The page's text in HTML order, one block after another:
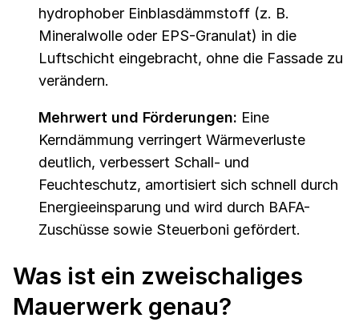
hydrophober Einblasdämmstoff (z. B.
Mineralwolle oder EPS-Granulat) in die
Luftschicht eingebracht, ohne die Fassade zu
verändern.
Mehrwert und Förderungen: Eine
Kerndämmung verringert Wärmeverluste
deutlich, verbessert Schall- und
Feuchteschutz, amortisiert sich schnell durch
Energieeinsparung und wird durch BAFA-
Zuschüsse sowie Steuerboni gefördert.
Was ist ein zweischaliges
Mauerwerk genau?